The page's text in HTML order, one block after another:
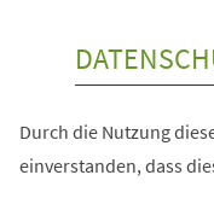
Durch die Nutzung
einverstanden, dass